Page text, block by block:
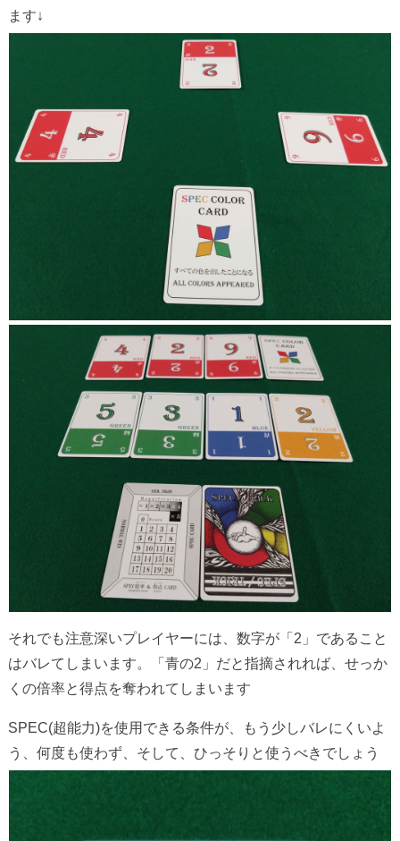
ます↓
それでも注意深いプレイヤーには、数字が「2」であること
はバレてしまいます。「青の2」だと指摘されれば、せっか
くの倍率と得点を奪われてしまいます
SPEC(超能力)を使用できる条件が、もう少しバレにくいよ
う、何度も使わず、そして、ひっそりと使うべきでしょう